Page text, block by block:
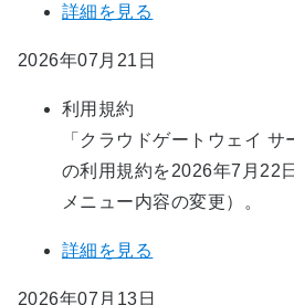
詳細を見る
2026年07月21日
利用規約
「クラウドゲートウェイ サ
の利用規約を2026年7月22
メニュー内容の変更）。
詳細を見る
2026年07月13日